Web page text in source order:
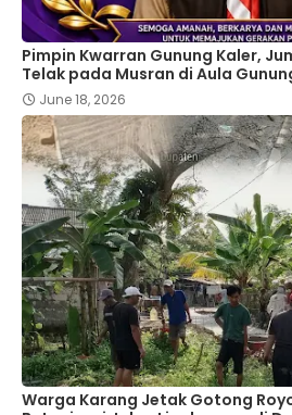
Pimpin Kwarran Gunung Kaler,
Telak pada Musran di Aula
June 18, 2026
Warga Karang Jetak Gotong